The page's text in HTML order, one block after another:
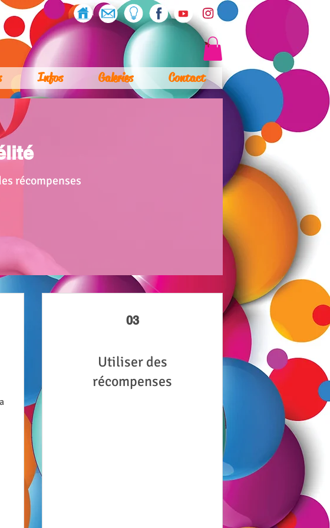
Infos Galeries Contact
récompenses
03
Utiliser des
récompenses